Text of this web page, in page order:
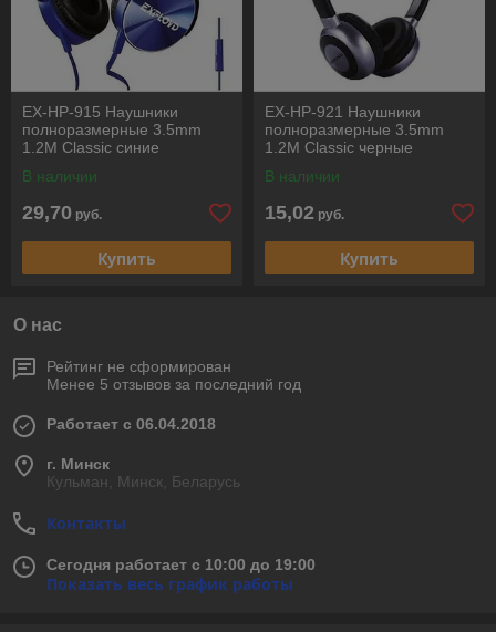
EX-HP-915 Наушники
полноразмерные 3.5mm
1.2М Classic синие
В наличии
29,70 руб.
Купить
EX-HP-921 Наушники
полноразмерные 3.5mm
1.2М Classic черные
В наличии
15,02 руб.
Купить
О нас
Рейтинг не сформирован
Менее 5 отзывов за последний год
Работает с 06.04.2018
г. Минск
Кульман, Минск, Беларусь
Контакты
Сегодня работает с 10:00 до 19:00
Показать весь график работы